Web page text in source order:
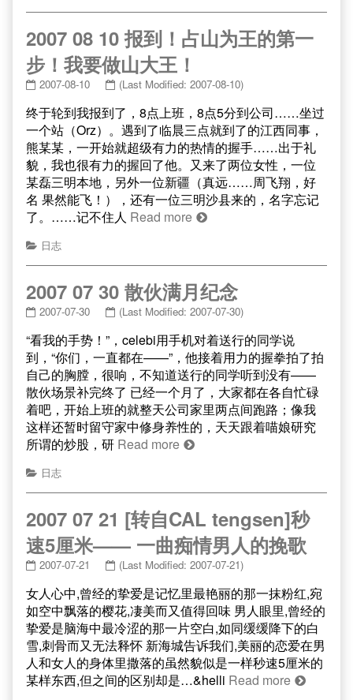
2007 08 10 报到！占山为王的第一
步！我要做山大王！
2007-08-10 (Last Modified: 2007-08-10)
终于轮到我报到了，8点上班，8点5分到公司……坐过
一个站（Orz）。遇到了临晨三点就到了的江西同事，
熊某某，一开始就超级有力的热情的握手……出于礼
貌，我也很有力的握回了他。又来了两位女性，一位
某磊三明本地，另外一位新疆（真远……周飞翔，好
名 果然能飞！），还有一位三明沙县来的，名字忘记
了。……记不住人 Read more
日志
2007 07 30 散伙满月纪念
2007-07-30 (Last Modified: 2007-07-30)
“看我的手势！”，celebi用手机对着送行的同学说
到，“你们，一直都在——”，他接着用力的握拳拍了拍
自己的胸膛，很响，不知道送行的同学听到没有——
散伙场景补完终了 已经一个月了，大家都在各自忙碌
着吧，开始上班的就整天公司家里两点间跑路；像我
这样还暂时留守家中修身养性的，天天跟着喵娘研究
所谓的炒股，研 Read more
日志
2007 07 21 [转自CAL tengsen]秒
速5厘米—— 一曲痴情男人的挽歌
2007-07-21 (Last Modified: 2007-07-21)
女人心中,曾经的挚爱是记忆里最艳丽的那一抹粉红,宛
如空中飘落的樱花,凄美而又值得回味 男人眼里,曾经的
挚爱是脑海中最冷涩的那一片空白,如同缓缓降下的白
雪,刺骨而又无法释怀 新海城告诉我们,美丽的恋爱在男
人和女人的身体里撒落的虽然貌似是一样秒速5厘米的
某样东西,但之间的区别却是…&helli Read more